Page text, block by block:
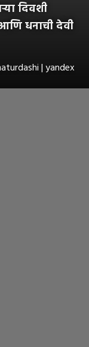
दिवशी
धनाची देवी
| yandex